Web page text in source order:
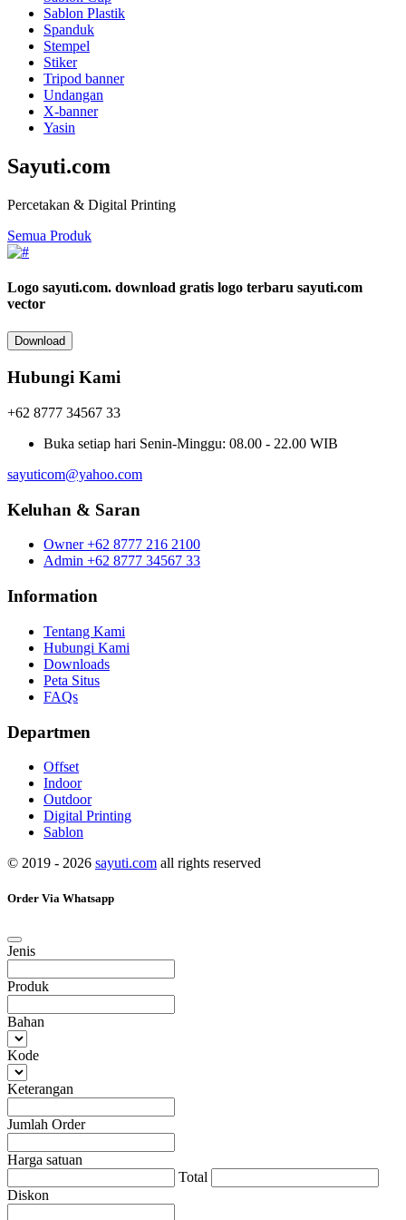
Sablon Plastik
Spanduk
Stempel
Stiker
Tripod banner
Undangan
X-banner
Yasin
Sayuti.com
Percetakan & Digital Printing
Semua Produk
Logo sayuti.com. download gratis logo terbaru sayuti.com
vector
Download
Hubungi Kami
+62 8777 34567 33
Buka setiap hari Senin-Minggu: 08.00 - 22.00 WIB
sayuticom@yahoo.com
Keluhan & Saran
Owner +62 8777 216 2100
Admin +62 8777 34567 33
Information
Tentang Kami
Hubungi Kami
Downloads
Peta Situs
FAQs
Departmen
Offset
Indoor
Outdoor
Digital Printing
Sablon
© 2019 - 2026 sayuti.com all rights reserved
Order Via Whatsapp
Jenis
Produk
Bahan
Kode
Keterangan
Jumlah Order
Harga satuan
Total
Diskon